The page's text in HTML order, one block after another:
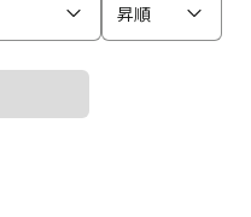
昇順